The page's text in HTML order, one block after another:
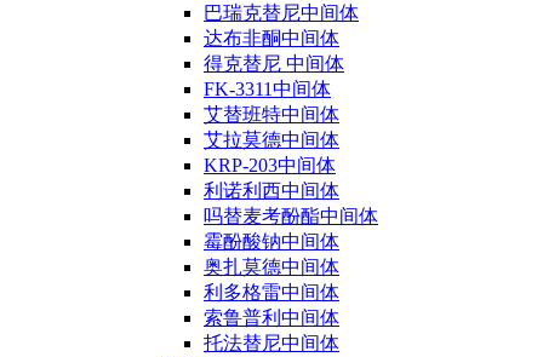
巴瑞克替尼中间体
达布非酮中间体
得克替尼 中间体
FK-3311中间体
艾替班特中间体
艾拉莫德中间体
KRP-203中间体
利诺利西中间体
吗替麦考酚酯中间体
霉酚酸钠中间体
奥扎莫德中间体
利多格雷中间体
索鲁普利中间体
托法替尼中间体